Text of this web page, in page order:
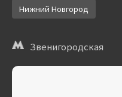
Нижний Новгород
Звенигородская